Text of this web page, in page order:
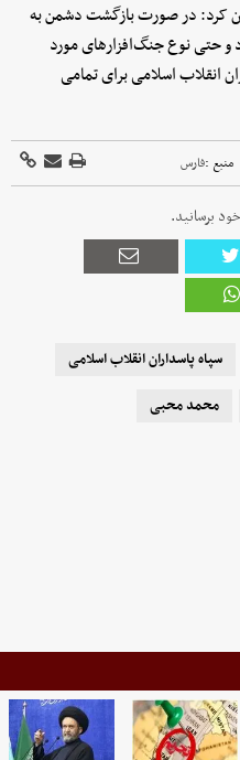
کرد: در صورت بازگشت دشمن به
و حتی نوع جنگ‌افزارهای مورد
انقلاب اسلامی برای تمامی
منبع :فارس
برسانید.
سپاه پاسداران انقلاب اسلامی
محمد محبی